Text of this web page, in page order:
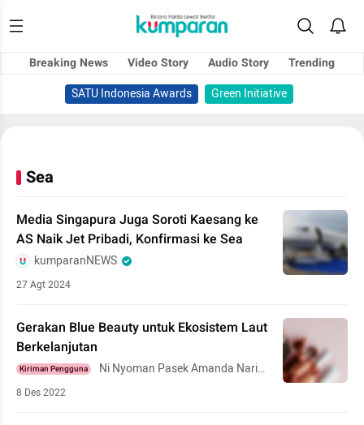
Breaking News Video Story Audio Story
Trending
SATU Indonesia Awards
Green Initiative
Sea
Media Singapura Juga Soroti Kaesang ke
AS Naik Jet Pribadi, Konfirmasi ke Sea
kumparanNEWS
27 Agt 2024
Gerakan Blue Beauty untuk Ekosistem Laut
Berkelanjutan
Kiriman Pengguna
Ni Nyoman Pasek Amanda Naris
8 Des 2022